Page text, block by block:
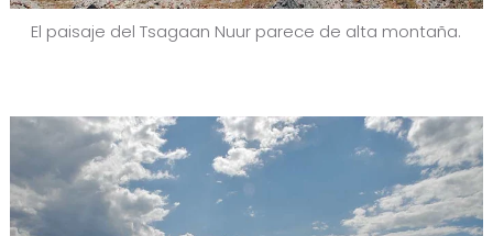
El paisaje del Tsagaan Nuur parece de alta montaña.